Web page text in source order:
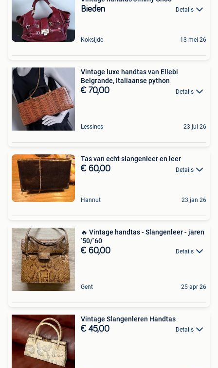
Bieden Details
Koksijde 13 mei 26
Vintage luxe handtas van Ellebi
Belgrande, Italiaanse python
€ 70,00 Details
Lessines 23 jul 26
Tas van echt slangenleer en leer
€ 60,00 Details
Hannut 23 jan 26
🔥 Vintage handtas - Slangenleer - jaren
‘50/‘60
€ 60,00 Details
Gent 25 apr 26
Vintage Slangenleren Handtas
€ 45,00 Details